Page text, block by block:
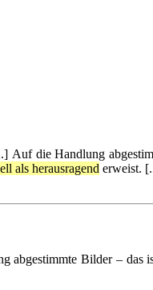
Auf die Handlung
als herausragend erweist.
Bilder – das